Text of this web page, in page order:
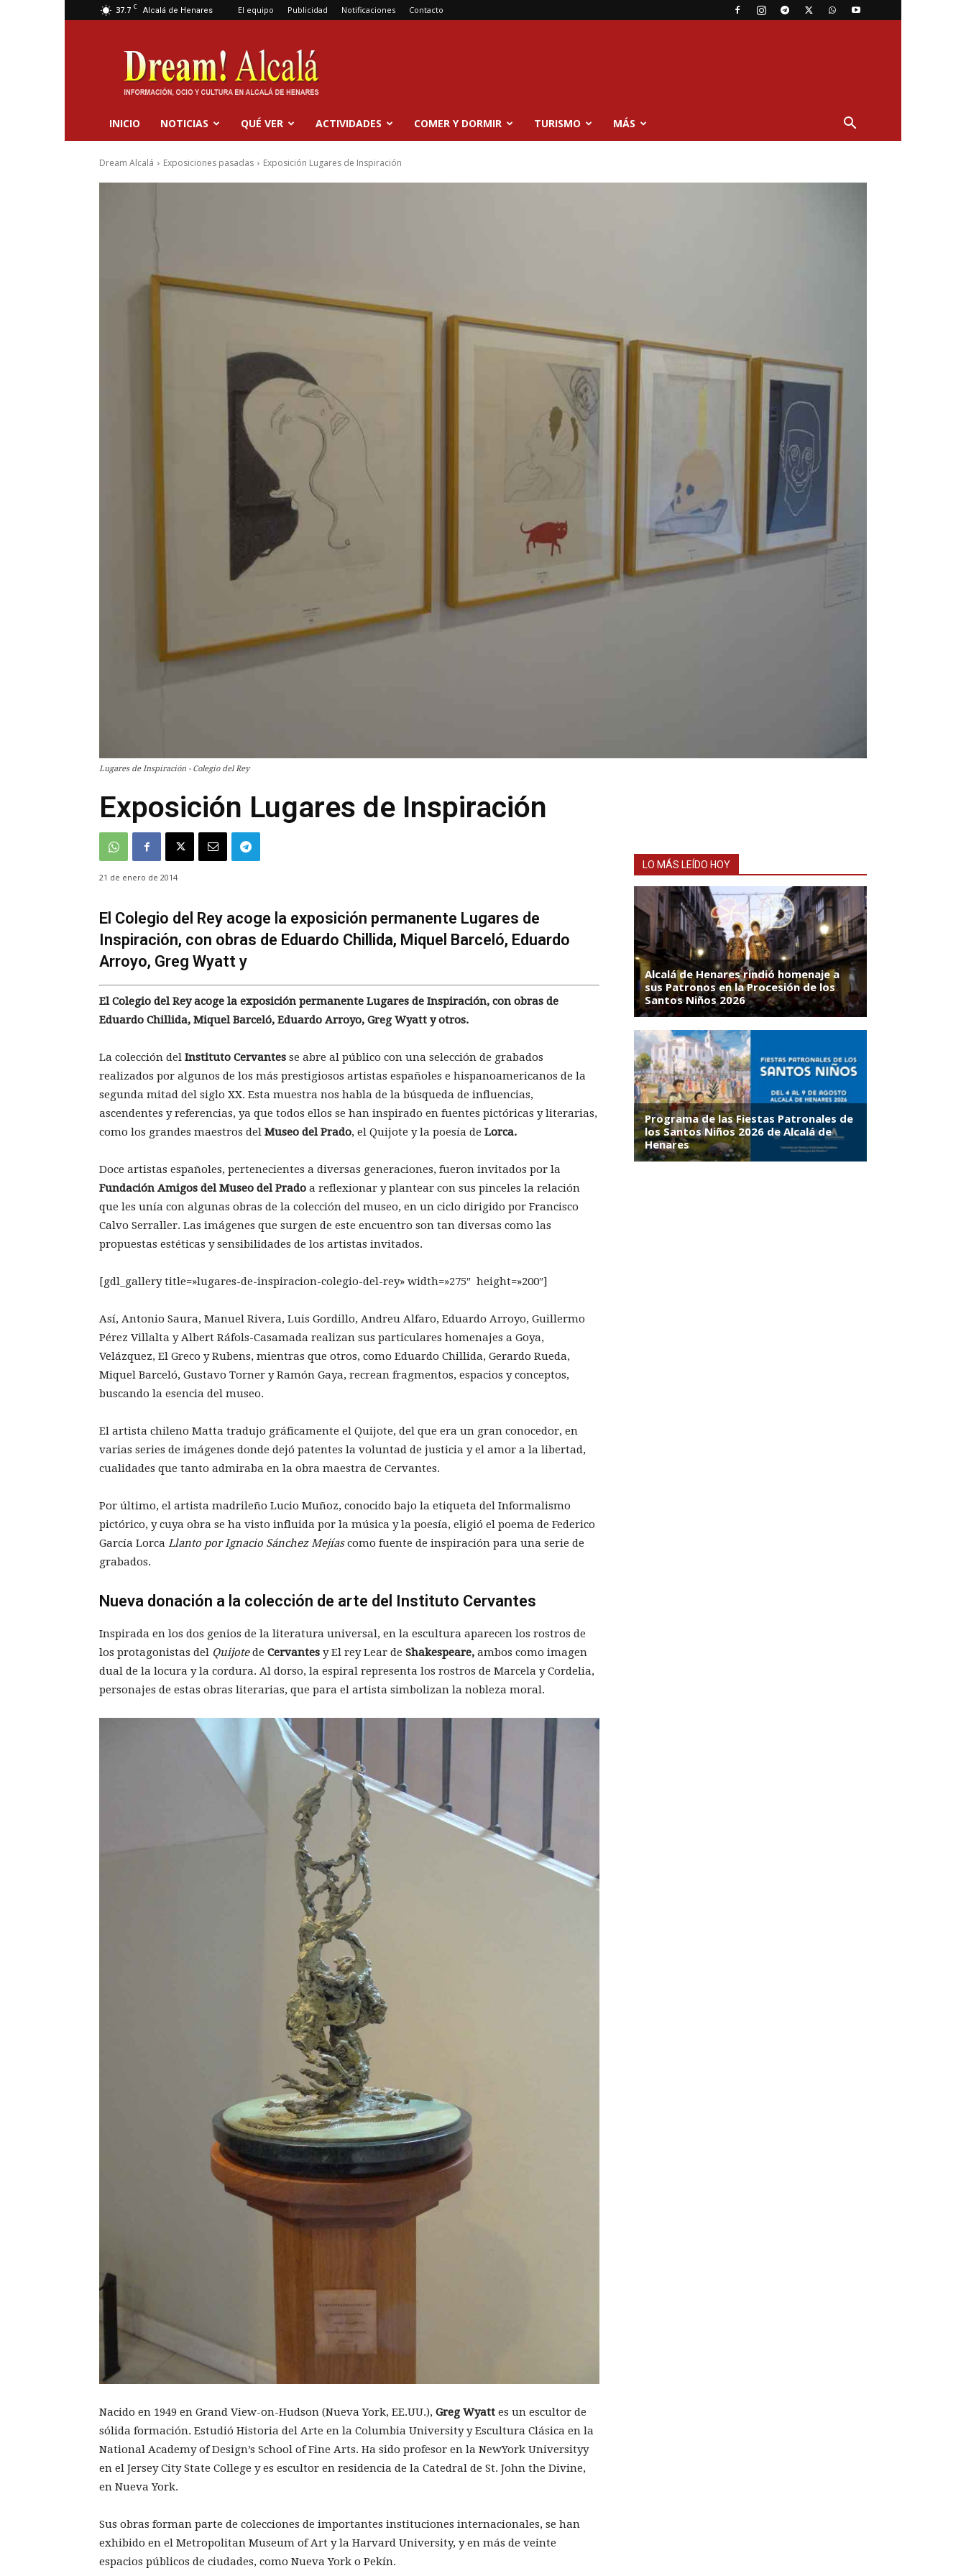
37.7 C Alcalá de Henares El equipo Publicidad Notificaciones Contacto
Dream
Alcalá
INICIO NOTICIAS QUÉ VER ACTIVIDADES COMER Y DORMIR TURISMO MÁS
Dream Alcalá Exposiciones pasadas Exposición Lugares de Inspiración
Lugares de Inspiración - Colegio del Rey
Exposición Lugares de Inspiración
21 de enero de 2014
El Colegio del Rey acoge la exposición permanente Lugares de
Inspiración, con obras de Eduardo Chillida, Miquel Barceló, Eduardo
Arroyo, Greg Wyatt y
El Colegio del Rey acoge la exposición permanente Lugares de Inspiración, con obras de
Eduardo Chillida, Miquel Barceló, Eduardo Arroyo, Greg Wyatt y otros.
La colección del Instituto Cervantes se abre al público con una selección de grabados
realizados por algunos de los más prestigiosos artistas españoles e hispanoamericanos de la
segunda mitad del siglo XX. Esta muestra nos habla de la búsqueda de influencias,
ascendentes y referencias, ya que todos ellos se han inspirado en fuentes pictóricas y literarias,
como los grandes maestros del Museo del Prado, el Quijote y la poesía de Lorca.
Doce artistas españoles, pertenecientes a diversas generaciones, fueron invitados por la
Fundación Amigos del Museo del Prado a reflexionar y plantear con sus pinceles la relación
que les unía con algunas obras de la colección del museo, en un ciclo dirigido por Francisco
Calvo Serraller. Las imágenes que surgen de este encuentro son tan diversas como las
propuestas estéticas y sensibilidades de los artistas invitados.
[gdl_gallery title=»lugares-de-inspiracion-colegio-del-rey» width=»275″ height=»200″]
Así, Antonio Saura, Manuel Rivera, Luis Gordillo, Andreu Alfaro, Eduardo Arroyo, Guillermo
Pérez Villalta y Albert Ráfols-Casamada realizan sus par­ticulares homenajes a Goya,
Velázquez, El Greco y Rubens, mientras que otros, como Eduardo Chillida, Gerardo Rueda,
Miquel Barceló, Gustavo Torner y Ramón Gaya, recrean fragmentos, espacios y conceptos,
buscando la esencia del museo.
El artista chileno Matta tradujo gráficamente el Quijote, del que era un gran conocedor, en
varias series de imágenes donde dejó patentes la volun­tad de justicia y el amor a la libertad,
cualidades que tanto admiraba en la obra maestra de Cervantes.
Por último, el artista madrileño Lucio Muñoz, co­nocido bajo la etiqueta del Informalismo
pictórico, y cuya obra se ha visto influida por la música y la poesía, eligió el poema de Federico
García Lorca Llanto por Ignacio Sánchez Mejíascomo fuente de inspiración para una serie de
grabados.
Nueva donación a la colección de arte del Instituto Cervantes
Inspirada en los dos genios de la literatura universal, en la escultura aparecen los rostros de
los protagonistas del Quijotede Cervantes y El rey Lear de Shakespeare, ambos como imagen
dual de la locura y la cordura. Al dorso, la espiral representa los rostros de Marcela y Cordelia,
personajes de estas obras literarias, que para el artista simbolizan la nobleza moral.
Nacido en 1949 en Grand View-on-Hudson (Nueva York, EE.UU.), Greg Wyatt es un escultor de
sólida formación. Estudió Historia del Arte en la Columbia University y Escultura Clásica en la
National Academy of Design’s School of Fine Arts. Ha sido profesor en la NewYork Universityy
en el Jersey City State College y es escultor en residencia de la Catedral de St. John the Divine,
en Nueva York.
Sus obras forman parte de colecciones de importantes instituciones internacionales, se han
exhibido en el Metropolitan Museum of Art y la Harvard University, y en más de veinte
espacios públicos de ciudades, como Nueva York o Pekín.
LO MÁS LEÍDO HOY